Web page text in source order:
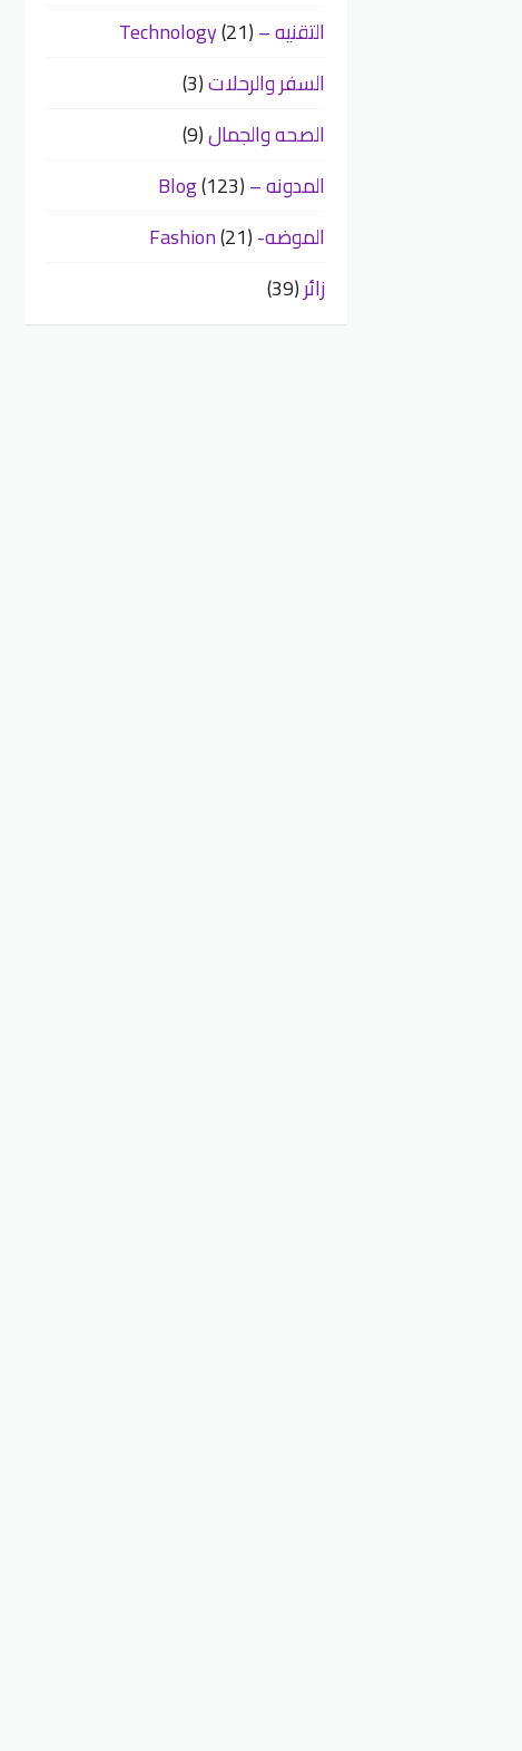
التقنيه – Technology(21)
السفر والرحلات(3)
الصحه والجمال(9)
المدونه – Blog(123)
الموضه- Fashion(21)
زائر(39)